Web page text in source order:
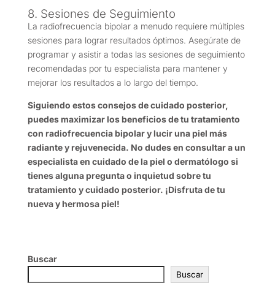
8. Sesiones de Seguimiento
La radiofrecuencia bipolar a menudo requiere múltiples
sesiones para lograr resultados óptimos. Asegúrate de
programar y asistir a todas las sesiones de seguimiento
recomendadas por tu especialista para mantener y
mejorar los resultados a lo largo del tiempo.
Siguiendo estos consejos de cuidado posterior,
puedes maximizar los beneficios de tu tratamiento
con radiofrecuencia bipolar y lucir una piel más
radiante y rejuvenecida. No dudes en consultar a un
especialista en cuidado de la piel o dermatólogo si
tienes alguna pregunta o inquietud sobre tu
tratamiento y cuidado posterior. ¡Disfruta de tu
nueva y hermosa piel!
Buscar
Buscar